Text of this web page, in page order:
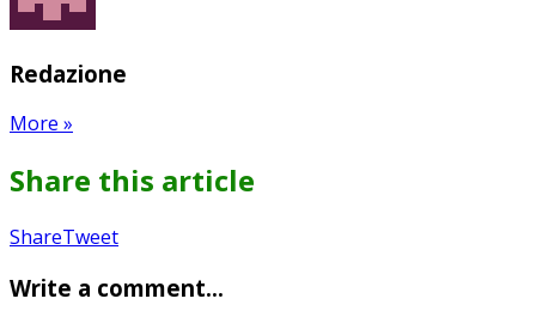
Redazione
More »
Share this article
ShareTweetShare
Google+
Pin
Pinterest
Send
WhatsApp
Write a comment...